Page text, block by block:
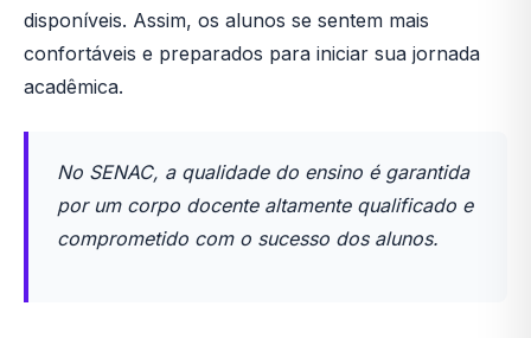
disponíveis. Assim, os alunos se sentem mais
confortáveis e preparados para iniciar sua jornada
acadêmica.
No SENAC, a qualidade do ensino é garantida
por um corpo docente altamente qualificado e
comprometido com o sucesso dos alunos.